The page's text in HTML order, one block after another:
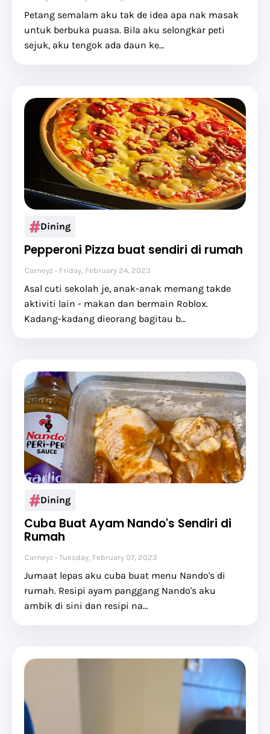
Petang semalam aku tak de idea apa nak masak
untuk berbuka puasa. Bila aku selongkar peti
sejuk, aku tengok ada daun ke…
Dining
Pepperoni Pizza buat sendiri di rumah
Carneyz Friday, February 24, 2023
Asal cuti sekolah je, anak-anak memang takde
aktiviti lain - makan dan bermain Roblox.
Kadang-kadang dieorang bagitau b…
Dining
Cuba Buat Ayam Nando's Sendiri di
Rumah
Carneyz Tuesday, February 07, 2023
Jumaat lepas aku cuba buat menu Nando's di
rumah. Resipi ayam panggang Nando's aku
ambik di sini dan resipi na…